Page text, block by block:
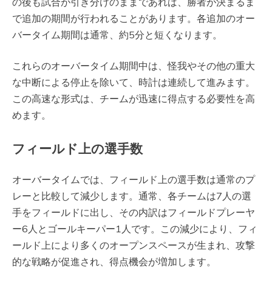
で追加の期間が行われることがあります。各追加のオー
バータイム期間は通常、約5分と短くなります。
これらのオーバータイム期間中は、怪我やその他の重大
な中断による停止を除いて、時計は連続して進みます。
この高速な形式は、チームが迅速に得点する必要性を高
めます。
フィールド上の選手数
オーバータイムでは、フィールド上の選手数は通常のプ
レーと比較して減少します。通常、各チームは7人の選
手をフィールドに出し、その内訳はフィールドプレーヤ
ー6人とゴールキーパー1人です。この減少により、フィ
ールド上により多くのオープンスペースが生まれ、攻撃
的な戦略が促進され、得点機会が増加します。